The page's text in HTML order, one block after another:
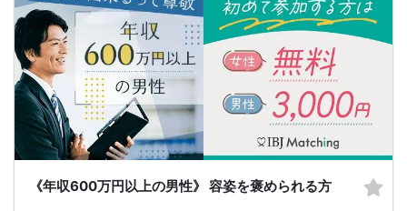
《年収600万円以上の男性》 容姿を褒められる方